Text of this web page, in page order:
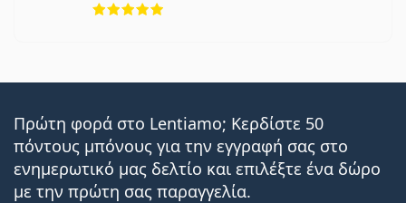
Πρώτη φορά στο Lentiamo; Κερδίστε 50
πόντους μπόνους για την εγγραφή σας στο
ενημερωτικό μας δελτίο και επιλέξτε ένα δώρο
με την πρώτη σας παραγγελία.